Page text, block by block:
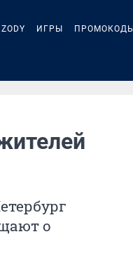
ZODY ИГРЫ ПРОМОКОДЫ
о